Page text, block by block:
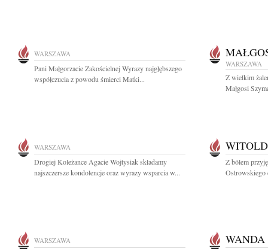
WARSZAWA
Pani Małgorzacie Zakościelnej Wyrazy najgłębszego
współczucia z powodu śmierci Matki...
WARSZAWA
Z wielkim
Małgosi
WARSZAWA
Drogiej Koleżance Agacie Wojtysiak składamy
najszczersze kondolencje oraz wyrazy wsparcia w...
Z bólem
Ostrowskiego
WARSZAWA